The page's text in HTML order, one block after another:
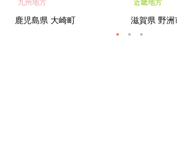
り ギフト 人気 おすす
め 鹿児島県 大崎町 大隅半
九州地方
鹿児島県 大崎町
センス フ
ートメント
近畿地方
滋賀県 野洲